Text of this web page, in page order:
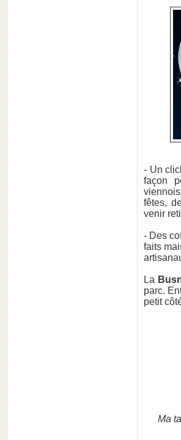
- Un
façon
fêtes,
venir
- Des
faits
La
parc.
petit
Ma